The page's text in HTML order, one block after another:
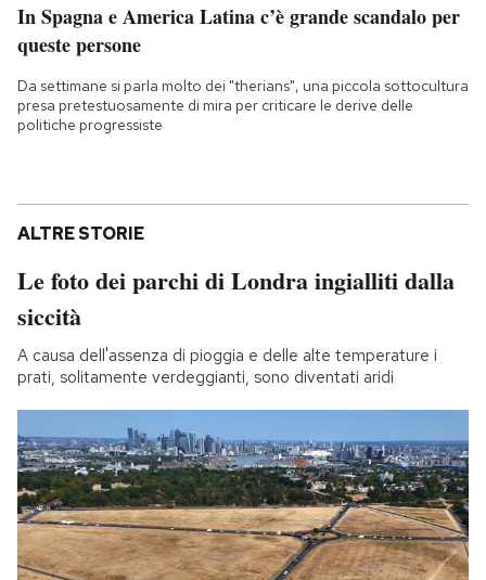
In Spagna e America Latina c’è grande scandalo per
queste persone
Da settimane si parla molto dei "therians", una piccola sottocultura
presa pretestuosamente di mira per criticare le derive delle
politiche progressiste
ALTRE STORIE
Le foto dei parchi di Londra ingialliti dalla
siccità
A causa dell'assenza di pioggia e delle alte temperature i
prati, solitamente verdeggianti, sono diventati aridi